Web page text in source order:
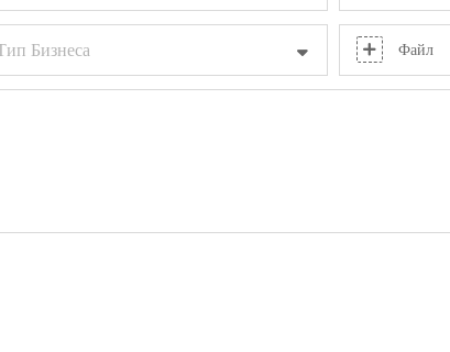
Бизнеса Файл